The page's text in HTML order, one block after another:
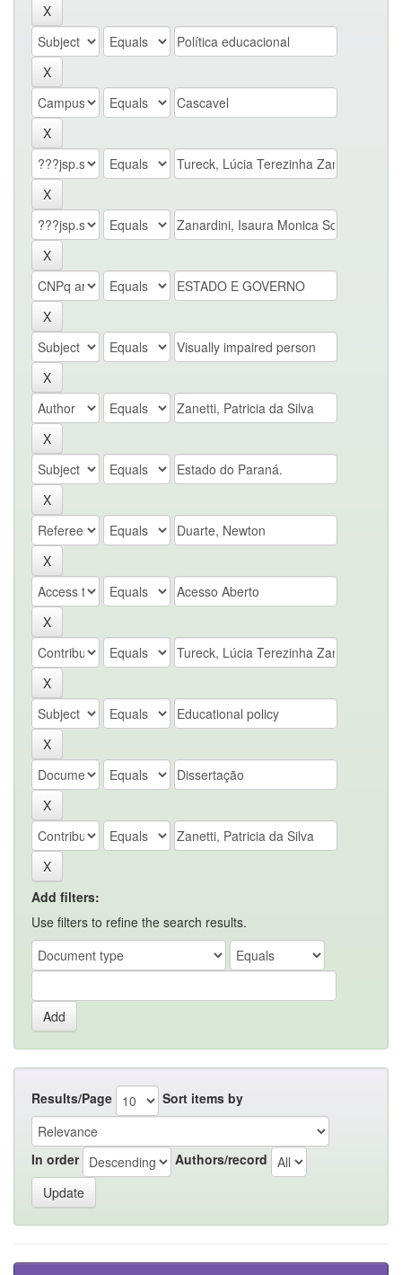
Add filters:
Use filters to refine the search results.
Results/Page Sort items by
In order Authors/record